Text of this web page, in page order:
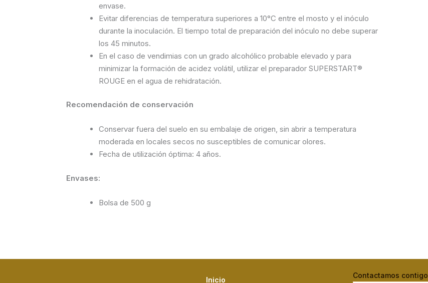
envase.
Evitar diferencias de temperatura superiores a 10°C entre el mosto y el inóculo
durante la inoculación. El tiempo total de preparación del inóculo no debe superar
los 45 minutos.
En el caso de vendimias con un grado alcohólico probable elevado y para
minimizar la formación de acidez volátil, utilizar el preparador SUPERSTART®
ROUGE en el agua de rehidratación.
Recomendación de conservación
Conservar fuera del suelo en su embalaje de origen, sin abrir a temperatura
moderada en locales secos no susceptibles de comunicar olores.
Fecha de utilización óptima: 4 años.
Envases:
Bolsa de 500 g
Inicio
Contactamos contigo